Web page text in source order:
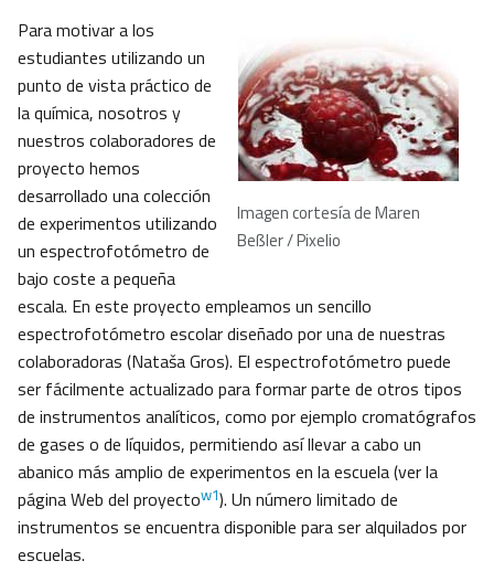
Imagen cortesía de Maren
Beßler / Pixelio
Para motivar a los
estudiantes utilizando un
punto de vista práctico de
la química, nosotros y
nuestros colaboradores de
proyecto hemos
desarrollado una colección
de experimentos utilizando
un espectrofotómetro de
bajo coste a pequeña
escala. En este proyecto empleamos un sencillo
espectrofotómetro escolar diseñado por una de nuestras
colaboradoras (Nataša Gros). El espectrofotómetro puede
ser fácilmente actualizado para formar parte de otros tipos
de instrumentos analíticos, como por ejemplo cromatógrafos
de gases o de líquidos, permitiendo así llevar a cabo un
abanico más amplio de experimentos en la escuela (ver la
página Web del proyectow1). Un número limitado de
instrumentos se encuentra disponible para ser alquilados por
escuelas.